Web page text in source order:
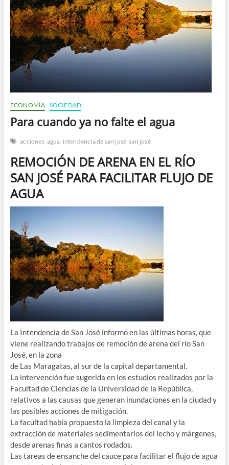
ECONOMÍA SOCIEDAD
Para cuando ya no falte el agua
acciones agua intendencia de san josé san josé
REMOCIÓN DE ARENA EN EL RÍO
SAN JOSÉ PARA FACILITAR FLUJO DE
AGUA
La Intendencia de San José informó en las últimas horas, que
viene realizando trabajos de remoción de arena del río San
José, en la zona
de Las Maragatas, al sur de la capital departamental.
La intervención fue sugerida en los estudios realizados por la
Facultad de Ciencias de la Universidad de la República,
relativos a las causas que generan inundaciones en la ciudad y
las posibles acciones de mitigación.
La facultad había propuesto la limpieza del canal y la
extracción de materiales sedimentarios del lecho y márgenes,
desde arenas finas a cantos rodados.
Las tareas de ensanche del cauce para facilitar el flujo de agua